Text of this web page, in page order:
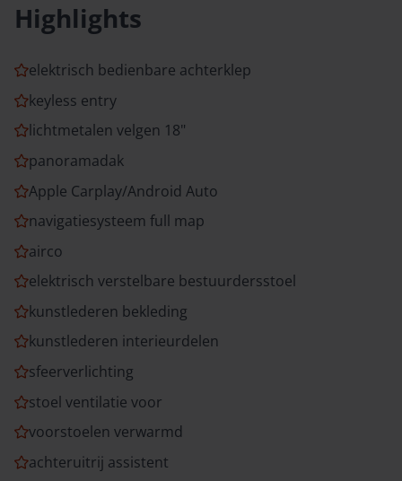
Highlights
elektrisch bedienbare achterklep
keyless entry
lichtmetalen velgen 18"
panoramadak
Apple Carplay/Android Auto
navigatiesysteem full map
airco
elektrisch verstelbare bestuurdersstoel
kunstlederen bekleding
kunstlederen interieurdelen
sfeerverlichting
stoel ventilatie voor
voorstoelen verwarmd
achteruitrij assistent